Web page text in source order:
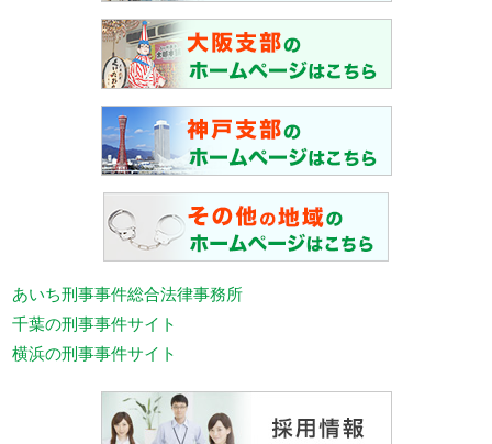
あいち刑事事件総合法律事務所
千葉の刑事事件サイト
横浜の刑事事件サイト